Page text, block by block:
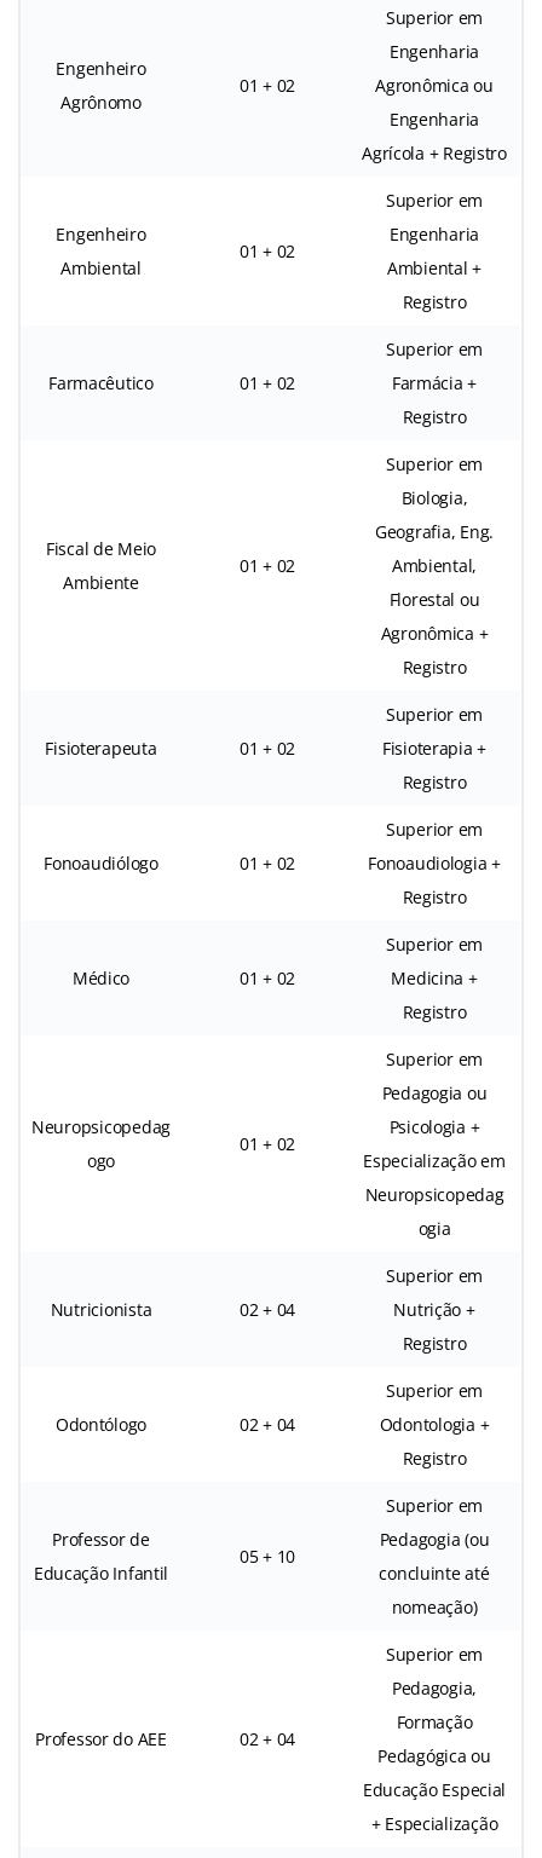
Engenheiro
Agrônomo
01 + 02
Superior em
Engenharia
Agronômica ou
Engenharia
Agrícola + Registro
Engenheiro
Ambiental
01 + 02
Superior em
Engenharia
Ambiental +
Registro
Farmacêutico 01 + 02
Superior em
Farmácia +
Registro
Fiscal de Meio
Ambiente
01 + 02
Superior em
Biologia,
Geografia, Eng.
Ambiental,
Florestal ou
Agronômica +
Registro
Fisioterapeuta 01 + 02
Superior em
Fisioterapia +
Registro
Fonoaudiólogo 01 + 02
Superior em
Fonoaudiologia +
Registro
Médico 01 + 02
Superior em
Medicina +
Registro
Neuropsicopedag
ogo
01 + 02
Superior em
Pedagogia ou
Psicologia +
Especialização em
Neuropsicopedag
ogia
Nutricionista 02 + 04
Superior em
Nutrição +
Registro
Odontólogo 02 + 04
Superior em
Odontologia +
Registro
Professor de
Educação Infantil
05 + 10
Superior em
Pedagogia (ou
concluinte até
nomeação)
Professor do AEE 02 + 04
Superior em
Pedagogia,
Formação
Pedagógica ou
Educação Especial
+ Especialização